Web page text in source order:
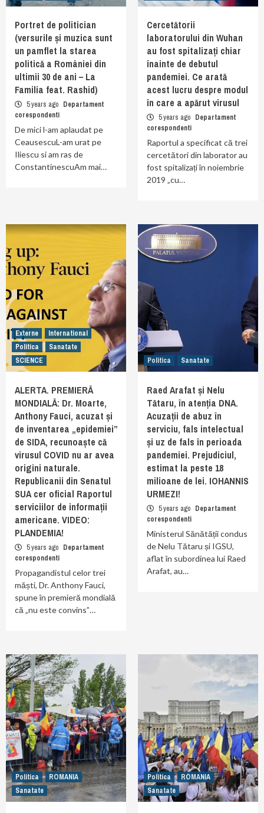
Portret de politician
(versurile și muzica sunt
un pamflet la starea
politică a României din
ultimii 30 de ani – La
Familia feat. Rashid)
5 years ago Departament
corespondenti
De mici l-am aplaudat pe
CeausescuL-am urat pe
Iliescu si am ras de
ConstantinescuAm mai…
Cercetătorii
laboratorului din Wuhan
au fost spitalizați chiar
înainte de debutul
pandemiei. Ce arată
acest lucru despre modul
în care a apărut virusul
5 years ago Departament
corespondenti
Raportul a specificat că trei
cercetători din laborator au
fost spitalizați în noiembrie
2019 „cu…
Externe
International
Politica
Sanatate
SCIENCE
ALERTA. PREMIERĂ
MONDIALĂ: Dr. Moarte,
Anthony Fauci, acuzat și
de inventarea „epidemiei”
de SIDA, recunoaște că
virusul COVID nu ar avea
origini naturale.
Republicanii din Senatul
SUA cer oficial Raportul
serviciilor de informații
americane. VIDEO:
PLANDEMIA!
5 years ago Departament
corespondenti
Propagandistul celor trei
măști, Dr. Anthony Fauci,
spune în premieră mondială
că „nu este convins”…
Politica Sanatate
Raed Arafat și Nelu
Tătaru, în atenția DNA.
Acuzații de abuz în
serviciu, fals intelectual
și uz de fals în perioada
pandemiei. Prejudiciul,
estimat la peste 18
milioane de lei. IOHANNIS
URMEZI!
5 years ago Departament
corespondenti
Ministerul Sănătății condus
de Nelu Tătaru și IGSU,
aflat în subordinea lui Raed
Arafat, au…
Politica
ROMANIA
Sanatate
Politica
ROMANIA
Sanatate